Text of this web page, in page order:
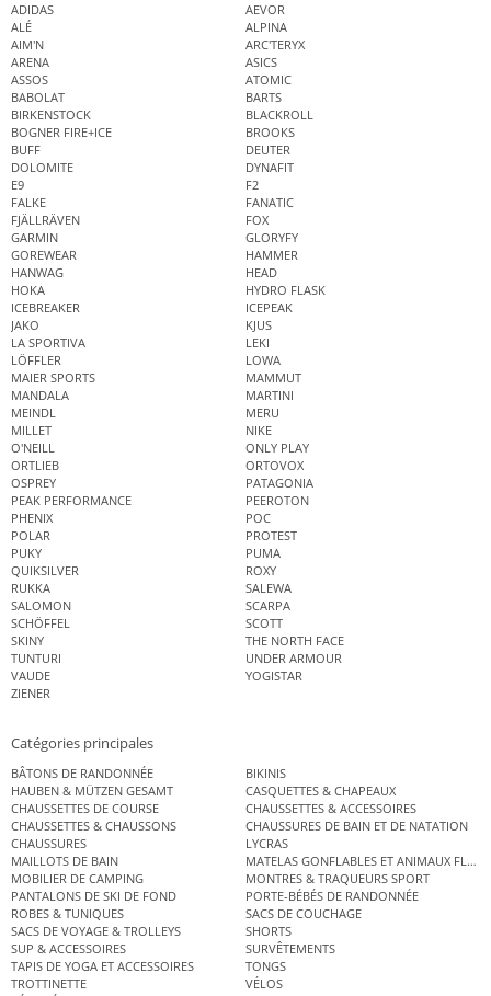
ADIDAS
AEVOR
ALÉ
ALPINA
AIM'N
ARC'TERYX
ARENA
ASICS
ASSOS
ATOMIC
BABOLAT
BARTS
BIRKENSTOCK
BLACKROLL
BOGNER FIRE+ICE
BROOKS
BUFF
DEUTER
DOLOMITE
DYNAFIT
E9
F2
FALKE
FANATIC
FJÄLLRÄVEN
FOX
GARMIN
GLORYFY
GOREWEAR
HAMMER
HANWAG
HEAD
HOKA
HYDRO FLASK
ICEBREAKER
ICEPEAK
JAKO
KJUS
LA SPORTIVA
LEKI
LÖFFLER
LOWA
MAIER SPORTS
MAMMUT
MANDALA
MARTINI
MEINDL
MERU
MILLET
NIKE
O'NEILL
ONLY PLAY
ORTLIEB
ORTOVOX
OSPREY
PATAGONIA
PEAK PERFORMANCE
PEEROTON
PHENIX
POC
POLAR
PROTEST
PUKY
PUMA
QUIKSILVER
ROXY
RUKKA
SALEWA
SALOMON
SCARPA
SCHÖFFEL
SCOTT
SKINY
THE NORTH FACE
TUNTURI
UNDER ARMOUR
VAUDE
YOGISTAR
ZIENER
Catégories principales
BÂTONS DE RANDONNÉE
BIKINIS
HAUBEN & MÜTZEN GESAMT
CASQUETTES & CHAPEAUX
CHAUSSETTES DE COURSE
CHAUSSETTES & ACCESSOIRES
CHAUSSETTES & CHAUSSONS
CHAUSSURES DE BAIN ET DE NATATION
CHAUSSURES
LYCRAS
MAILLOTS DE BAIN
MATELAS GONFLABLES ET ANIMAUX
MOBILIER DE CAMPING
MONTRES & TRAQUEURS SPORT
PANTALONS DE SKI DE FOND
PORTE-BÉBÉS DE RANDONNÉE
ROBES & TUNIQUES
SACS DE COUCHAGE
SACS DE VOYAGE & TROLLEYS
SHORTS
SUP & ACCESSOIRES
SURVÊTEMENTS
TAPIS DE YOGA ET ACCESSOIRES
TONGS
TROTTINETTE
VÉLOS